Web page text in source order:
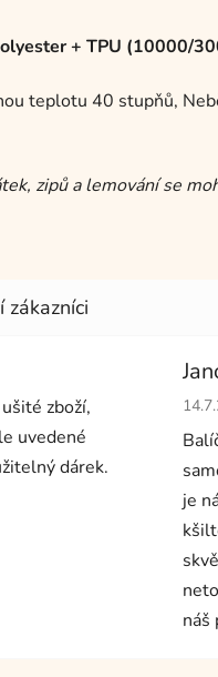
+ TPU (10000/
teplotu 40 stupňů,
zipů a lemování se
je 5 z 5 hvězdiček.
zboží,
uvedené
dárek.
je
náš